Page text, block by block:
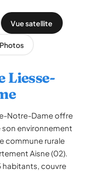
Vue satellite
Photos
Liesse-
Notre-Dame offre
son environnement
commune rurale
Aisne (02).
habitants, couvre